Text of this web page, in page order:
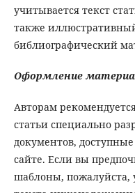
учитывается текст
также
библиографический
Оформление
Авторам
статьи специально
документов,
сайте. Если вы
шаблоны, пожалуйста,